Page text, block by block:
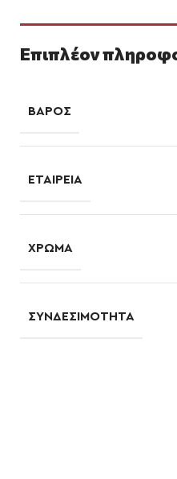
Επιπλέον
ΒΆΡΟΣ
ΕΤΑΙΡΕΊΑ
ΧΡΏΜΑ
ΣΥΝΔΕΣΙΜΌΤΗΤΑ